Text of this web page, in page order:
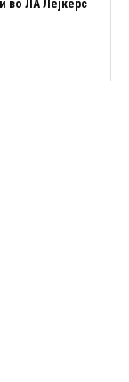
во ЛА Лејкерс